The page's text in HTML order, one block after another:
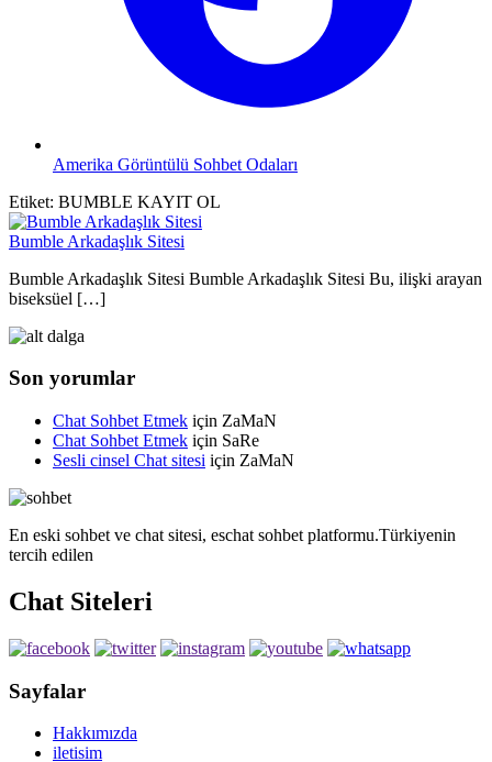
Amerika Görüntülü Sohbet Odaları
Etiket: BUMBLE KAYIT OL
Bumble Arkadaşlık Sitesi
Bumble Arkadaşlık Sitesi Bumble Arkadaşlık Sitesi Bu, ilişki arayan
biseksüel […]
Son yorumlar
Chat Sohbet Etmek için ZaMaN
Chat Sohbet Etmek için SaRe
Sesli cinsel Chat sitesi için ZaMaN
En eski sohbet ve chat sitesi, eschat sohbet platformu.Türkiyenin
tercih edilen
Chat Siteleri
Sayfalar
Hakkımızda
iletisim